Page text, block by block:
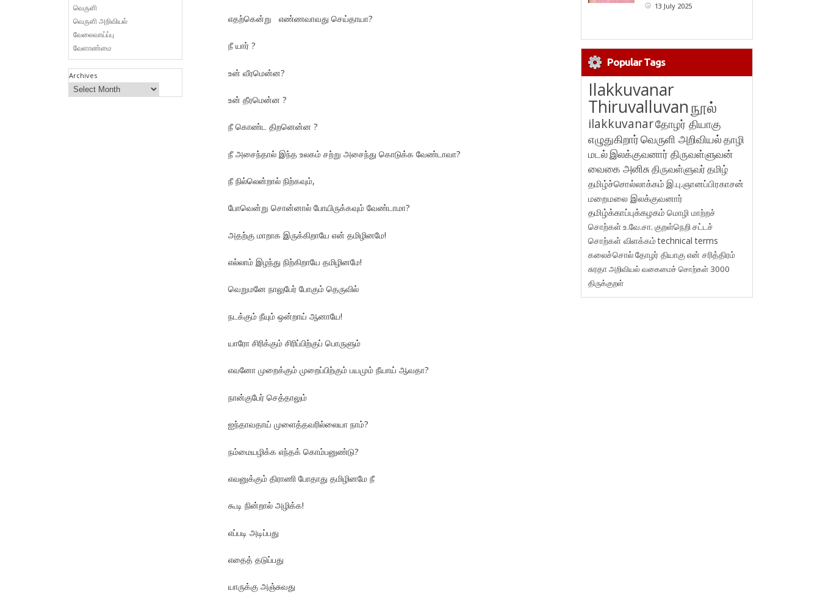
எதற்கென்று எண்ணவாவது செய்தாயா?
நீ யார் ?
உன் வீரமென்ன?
உன் தீரமென்ன ?
நீ கொண்ட திறனென்ன ?
நீ அசைந்தால் இந்த உலகம் சற்று அசைந்து கொடுக்க வேண்டாவா?
நீ நில்லென்றால் நிற்கவும்,
போவென்று சொன்னால் போயிருக்கவும் வேண்டாமா?
அதற்கு மாறாக இருக்கிறாயே என் தமிழினமே!
எல்லாம் இழந்து நிற்கிறாயே தமிழினமே!
வெறுமனே நாலுபேர் போகும் தெருவில்
நடக்கும் நீயும் ஒன்றாய் ஆனாயே!
யாரோ சிரிக்கும் சிரிப்பிற்குப் பொருளும்
எவனோ முறைக்கும் முறைப்பிற்கும் பயமும் நீயாய் ஆவதா?
நான்குபேர் செத்தாலும்
ஐந்தாவதாய் முளைத்தவரில்லையா நாம்?
நம்மையழிக்க எந்தக் கொம்பனுண்டு?
எவனுக்கும் திராணி போதாது தமிழினமே நீ
கூடி நின்றால் அழிக்க!
எப்படி அடிப்பது
எதைத் தடுப்பது
யாருக்கு அஞ்சுவது
வெருளி
வெருளி அறிவியல்
வேலைவாய்ப்பு
வேளாண்மை
Archives
13 July 2025
Popular Tags
Ilakkuvanar
Thiruvalluvanநூல்
ilakkuvanarதோழர் தியாகு
எழுதுகிறார்வெருளி அறிவியல்தாழி
மடல்இலக்குவனார் திருவள்ளுவன்
வைகை அனிசுதிருவள்ளுவர்தமிழ்
தமிழ்ச்சொல்லாக்கம் இ.பு.ஞானப்பிரகாசன்
மறைமலை இலக்குவனார்
தமிழ்க்காப்புக்கழகம் மொழி மாற்றச்
சொற்கள்உ.வே.சா. குறள்நெறி சட்டச்
சொற்கள் விளக்கம்technical terms
கலைச்சொல்தோழர் தியாகுஎன் சரித்திரம்
சுரதாஅறிவியல் வகைமைச் சொற்கள் 3000
திருக்குறள்